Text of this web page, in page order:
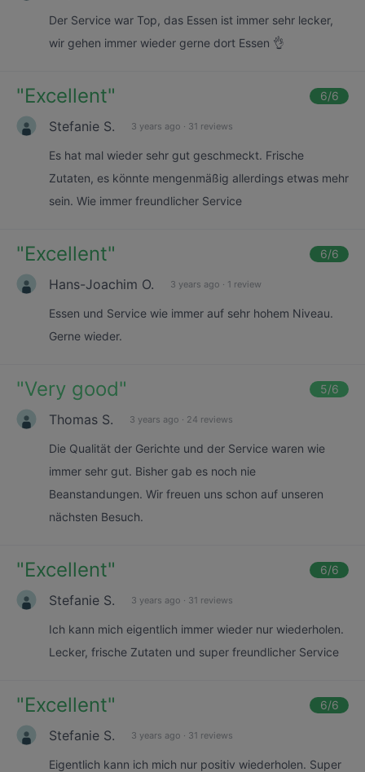
Der Service war Top, das Essen ist immer sehr lecker,
wir gehen immer wieder gerne dort Essen 👌
"Excellent" 6/6
Stefanie S. 3 years ago · 31 reviews
Es hat mal wieder sehr gut geschmeckt. Frische
Zutaten, es könnte mengenmäßig allerdings etwas mehr
sein. Wie immer freundlicher Service
"Excellent" 6/6
Hans-Joachim O. 3 years ago · 1 review
Essen und Service wie immer auf sehr hohem Niveau.
Gerne wieder.
"Very good" 5/6
Thomas S. 3 years ago · 24 reviews
Die Qualität der Gerichte und der Service waren wie
immer sehr gut. Bisher gab es noch nie
Beanstandungen. Wir freuen uns schon auf unseren
nächsten Besuch.
"Excellent" 6/6
Stefanie S. 3 years ago · 31 reviews
Ich kann mich eigentlich immer wieder nur wiederholen.
Lecker, frische Zutaten und super freundlicher Service
"Excellent" 6/6
Stefanie S. 3 years ago · 31 reviews
Eigentlich kann ich mich nur positiv wiederholen. Super